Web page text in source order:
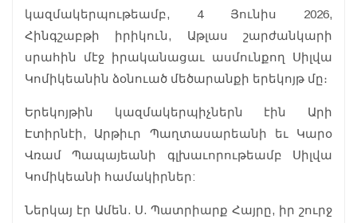
կազմակերպութեամբ, 4 Յունիս 2026,
Հինգշաբթի իրիկուն, Աթլաս շարժանկարի
սրահին մէջ իրականացաւ ասմունքող Սիլվա
Կոմիկեանին ձօնուած մեծարանքի երեկոյթ մը։
Երեկոյթին կազմակերպիչներն էին Արի
Էտիրնէի, Արթիւր Պաղտասարեանի եւ Կարօ
Վռամ Պապայեանի գլխաւորութեամբ Սիլվա
Կոմիկեանի համակիրներ:
Ներկայ էր Ամեն. Ս. Պատրիարք Հայրը, իր շուրջ